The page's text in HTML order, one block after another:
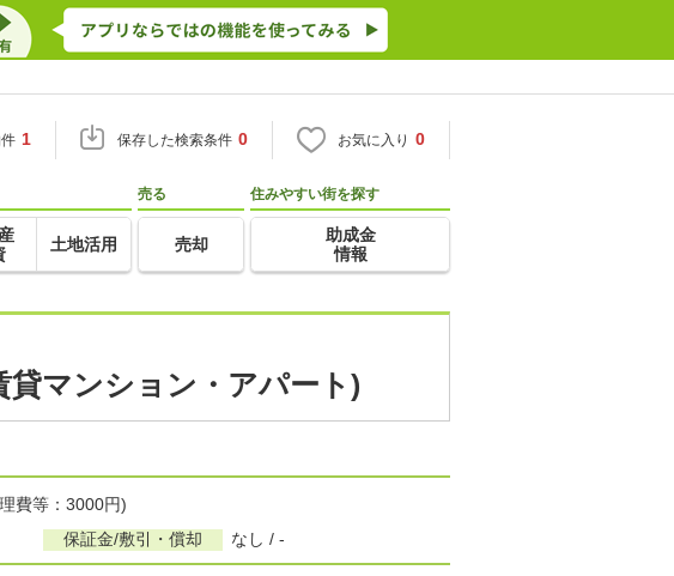
1 保存した検索条件 0 お気に入り 0
土地活用
売る
売却
住みやすい街を探す
助成金
情報
貸マンション・アパート)
費等：3000円)
保証金/敷引・償却 なし / -